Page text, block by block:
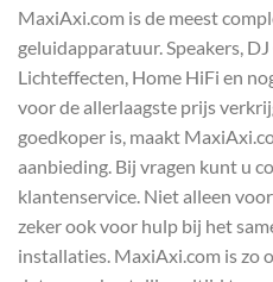
MaxiAxi.com is de meest
geluidapparatuur. Speakers,
Lichteffecten, Home HiFi en
voor de allerlaagste prijs
goedkoper is, maakt
aanbieding. Bij vragen kunt u
klantenservice. Niet alleen
zeker ook voor hulp bij het
installaties. MaxiAxi.com is zo